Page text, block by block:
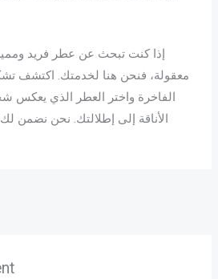
إذا كنت تبحث عن عطر فريد ومميز
معقولة، فنحن هنا لخدمتك. اكتشف
الفاخرة واختر العطر الذي
الأناقة إلى إطلالتك. نحن نضمن